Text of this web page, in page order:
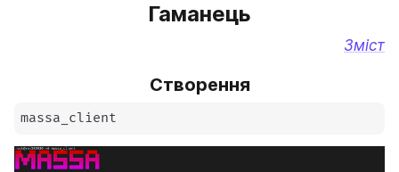
Гаманець
Зміст
Створення
massa_client